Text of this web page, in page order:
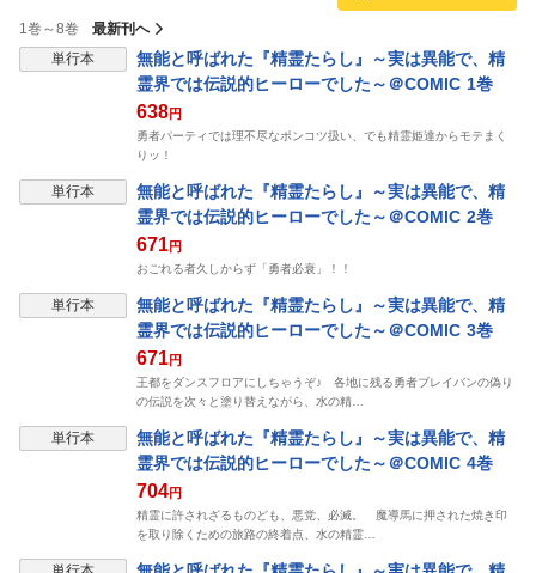
1巻～8巻
最新刊へ
単行本
無能と呼ばれた『精霊たらし』～実は異能で、精
霊界では伝説的ヒーローでした～＠COMIC 1巻
638円
勇者パーティでは理不尽なポンコツ扱い、でも精霊姫達からモテまく
りッ！
単行本
無能と呼ばれた『精霊たらし』～実は異能で、精
霊界では伝説的ヒーローでした～＠COMIC 2巻
671円
おごれる者久しからず「勇者必衰」！！
単行本
無能と呼ばれた『精霊たらし』～実は異能で、精
霊界では伝説的ヒーローでした～＠COMIC 3巻
671円
王都をダンスフロアにしちゃうぞ♪ 各地に残る勇者ブレイバンの偽り
の伝説を次々と塗り替えながら、水の精…
単行本
無能と呼ばれた『精霊たらし』～実は異能で、精
霊界では伝説的ヒーローでした～＠COMIC 4巻
704円
精霊に許されざるものども、悪党、必滅。 魔導馬に押された焼き印
を取り除くための旅路の終着点、水の精霊…